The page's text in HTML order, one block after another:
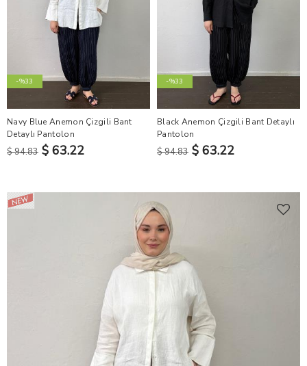
-%33
Navy Blue Anemon Çizgili Bant
Detaylı Pantolon
$ 94.83 $ 63.22
-%33
Black Anemon Çizgili Bant Detaylı
Pantolon
$ 94.83 $ 63.22